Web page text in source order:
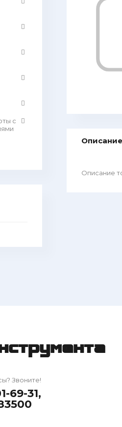
Описание
Описание
с
Звоните!
69-31,